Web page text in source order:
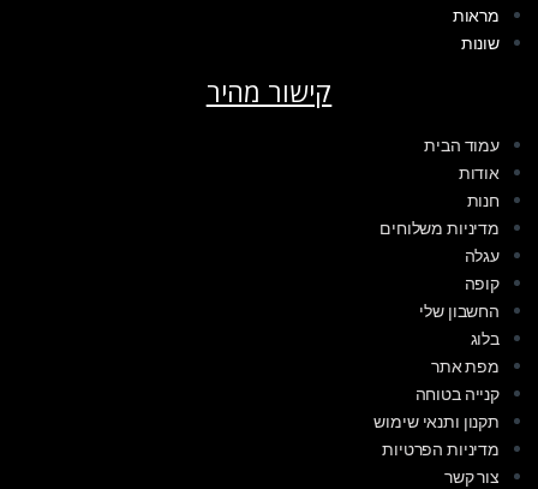
מראות
שונות
קישור מהיר
עמוד הבית
אודות
חנות
מדיניות משלוחים
עגלה
קופה
החשבון שלי
בלוג
מפת אתר
קנייה בטוחה
תקנון ותנאי שימוש
מדיניות הפרטיות
צור קשר